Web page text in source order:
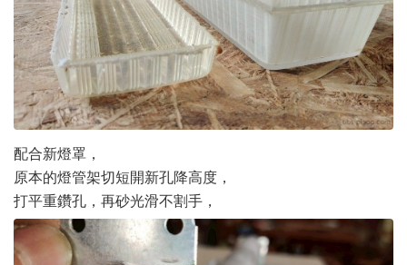
配合新燈罩，
原本的燈管架切短開新孔降高度，
打平重鑽孔，再砂光滑不割手，